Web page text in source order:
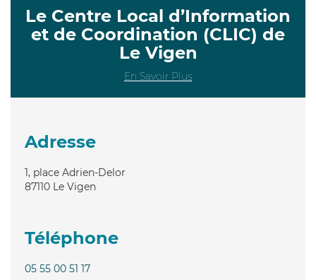
Le Centre Local d’Information
et de Coordination (CLIC) de
Le Vigen
En Savoir Plus
Adresse
1, place Adrien-Delor
87110 Le Vigen
Téléphone
05 55 00 51 17